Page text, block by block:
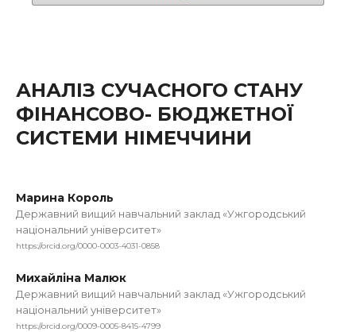
АНАЛІЗ СУЧАСНОГО СТАНУ
ФІНАНСОВО- БЮДЖЕТНОЇ
СИСТЕМИ НІМЕЧЧИНИ
Марина Король
Державний вищий навчальний заклад «Ужгородський
національний університет»
https://orcid.org/0000-0003-4031-0858
Михайліна Малюк
Державний вищий навчальний заклад «Ужгородський
національний університет»
https://orcid.org/0009-0005-8415-4799